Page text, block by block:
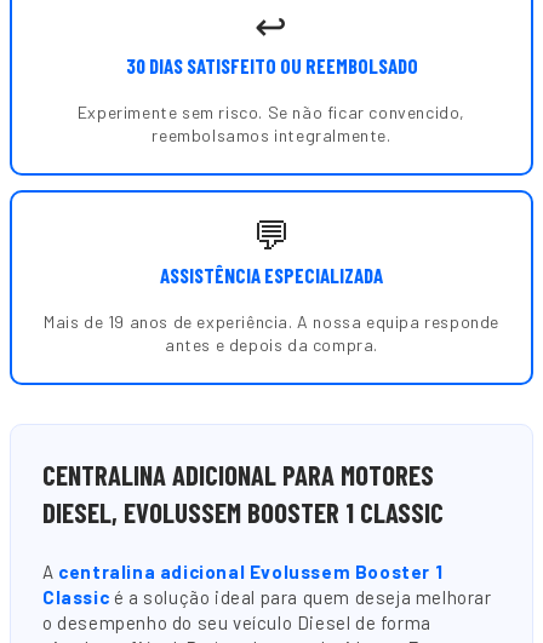
↩️
30 DIAS SATISFEITO OU REEMBOLSADO
Experimente sem risco. Se não ficar convencido,
reembolsamos integralmente.
💬
ASSISTÊNCIA ESPECIALIZADA
Mais de 19 anos de experiência. A nossa equipa responde
antes e depois da compra.
CENTRALINA ADICIONAL PARA MOTORES
DIESEL, EVOLUSSEM BOOSTER 1 CLASSIC
A centralina adicional Evolussem Booster 1
Classic é a solução ideal para quem deseja melhorar
o desempenho do seu veículo Diesel de forma